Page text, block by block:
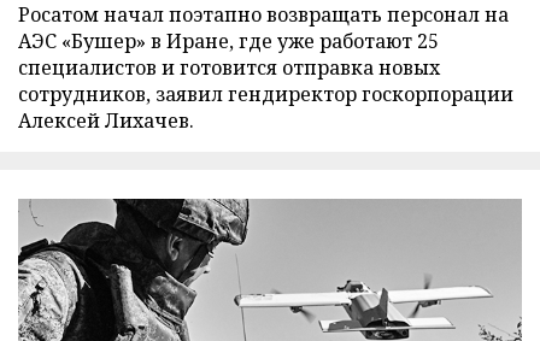
Росатом начал поэтапно возвращать персонал на
АЭС «Бушер» в Иране, где уже работают 25
специалистов и готовится отправка новых
сотрудников, заявил гендиректор госкорпорации
Алексей Лихачев.